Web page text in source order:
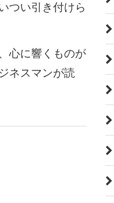
つい引き付けら
心に響くものが
ネスマンが読